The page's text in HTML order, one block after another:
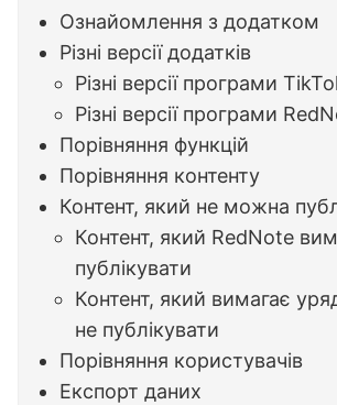
Ознайомлення з додатком
Різні версії додатків
Різні версії програми
Різні версії програми
Порівняння функцій
Порівняння контенту
Контент, який не можна
Контент, який RedNote
публікувати
Контент, який вимагає
не публікувати
Порівняння користувачів
Експорт даних